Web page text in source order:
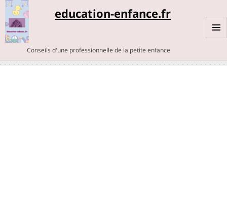
education-enfance.fr
Conseils d'une professionnelle de la petite enfance